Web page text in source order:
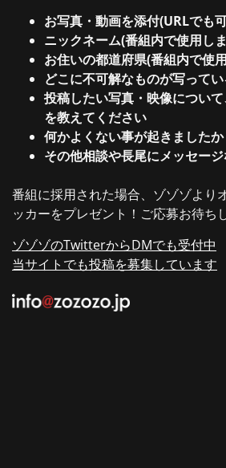
お写真・動画を添付(URLでも
ニックネーム(番組内で使用し
お住いの都道府県(番組内で使
どこに不可解なものが写って
投稿したい写真・映像につい
を教えてください
何かよくない事が起きましたか
その他相談や長尾にメッセー
番組に採用された場合、ゾゾゾより
ッカーをプレゼント！ご応募お待ち
ゾゾゾのTwitterからDMでも受付中
当サイトでも投稿を募集しています